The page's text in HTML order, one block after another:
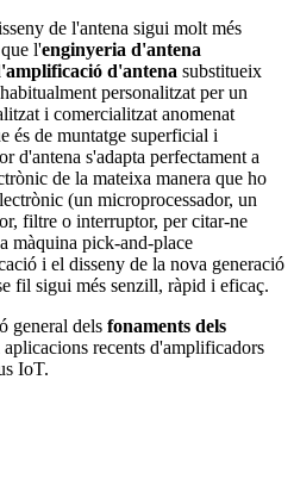
de l'antena sigui molt més
l'enginyeria d'antena
d'antena substitueix
personalitzat per un
i comercialitzat anomenat
és de muntatge superficial i
d'antena s'adapta perfectament a
de la mateixa manera que ho
(un microprocessador, un
filtre o interruptor, per citar-ne
màquina pick-and-place
i el disseny de la nova generació
fil sigui més senzill, ràpid i eficaç.
general dels fonaments dels
aplicacions recents d'amplificadors
IoT.